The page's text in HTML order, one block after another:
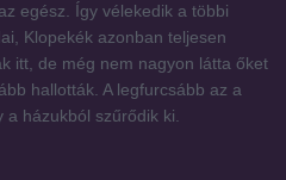
egész. Így vélekedik a többi
Klopekék azonban teljesen
itt, de még nem nagyon látta őket
hallották. A legfurcsább az a
a házukból szűrődik ki.